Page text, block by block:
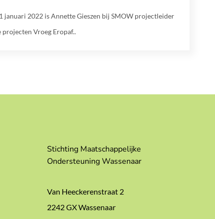
januari 2022 is Annette Gieszen bij SMOW projectleider
projecten Vroeg Eropaf..
Stichting Maatschappelijke
Ondersteuning Wassenaar
Van Heeckerenstraat 2
2242 GX Wassenaar